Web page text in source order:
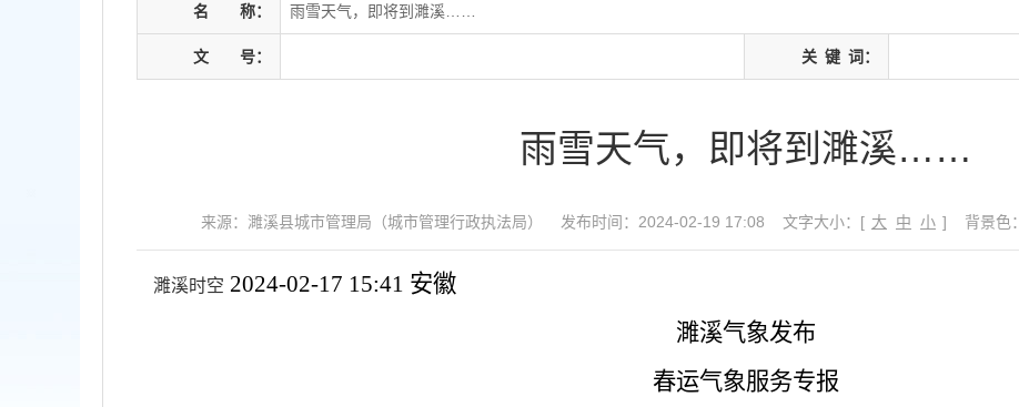
名 称： 雨雪天气，即将到濉溪……
文 号： 关 键 词：
雨雪天气，即将到濉溪……
来源：濉溪县城市管理局（城市管理行政执法局） 发布时间：2024-02-19 17:08 文字大小：[ 大 中 小 ] 背景色：
濉溪时空 2024-02-17 15:41 安徽
濉溪气象发布
春运气象服务专报